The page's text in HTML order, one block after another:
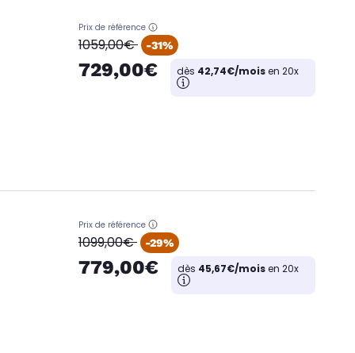
Prix de référence
oldPrice
1059,00€ -31%
729,00€ dès 42,74€/moisen 20x
Prix de référence
oldPrice
1099,00€ -29%
779,00€ dès 45,67€/moisen 20x